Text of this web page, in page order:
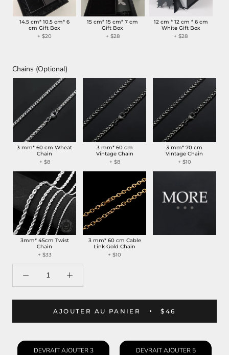
14.5 cm* 10.5 cm* 6
cm Gift Box
+ $20
15 cm* 15 cm* 7 cm
Gift Box
+ $28
12 cm * 12 cm * 6 cm
White Gift Box
+ $28
Chains (Optional)
3 mm* 60 cm Wheat
Chain
+ $8
3 mm* 60 cm
Vintage Chain
+ $8
3 mm* 70 cm
Vintage Chain
+ $10
3mm* 45cm Twist
Chain
+ $33
3 mm* 60 cm Cable
Link Gold Chain
+ $10
AJOUTER AU PANIER $46
DEVRAIT AJOUTER 3
DEVRAIT AJOUTER 5